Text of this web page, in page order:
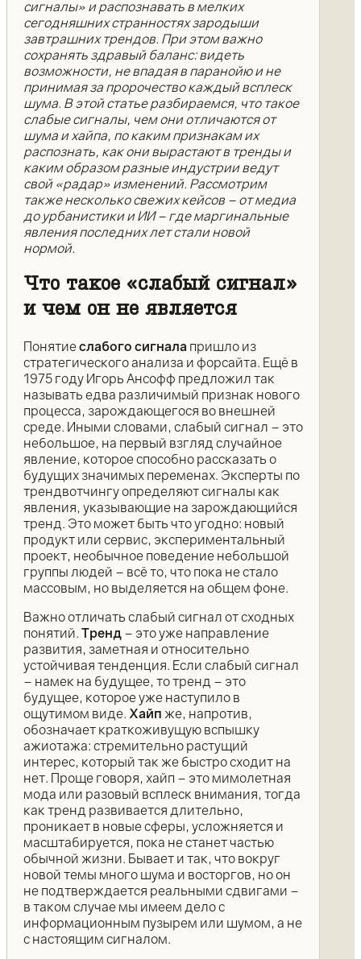
сигналы» и распознавать в мелких
сегодняшних странностях зародыши
завтрашних трендов. При этом важно
сохранять здравый баланс: видеть
возможности, не впадая в паранойю и не
принимая за пророчество каждый всплеск
шума. В этой статье разбираемся, что такое
слабые сигналы, чем они отличаются от
шума и хайпа, по каким признакам их
распознать, как они вырастают в тренды и
каким образом разные индустрии ведут
свой «радар» изменений. Рассмотрим
также несколько свежих кейсов – от медиа
до урбанистики и ИИ – где маргинальные
явления последних лет стали новой
нормой.
Что такое «слабый сигнал»
и чем он не является
Понятиеслабого сигнала пришло из
стратегического анализа и форсайта. Ещё в
1975 году Игорь Ансофф предложил так
называть едва различимый признак нового
процесса, зарождающегося во внешней
среде. Иными словами, слабый сигнал – это
небольшое, на первый взгляд случайное
явление, которое способно рассказать о
будущих значимых переменах. Эксперты по
трендвотчингу определяют сигналы как
явления, указывающие на зарождающийся
тренд. Это может быть что угодно: новый
продукт или сервис, экспериментальный
проект, необычное поведение небольшой
группы людей – всё то, что пока не стало
массовым, но выделяется на общем фоне.
Важно отличать слабый сигнал от сходных
понятий. Тренд – это уже направление
развития, заметная и относительно
устойчивая тенденция. Если слабый сигнал
– намек на будущее, то тренд – это
будущее, которое уже наступило в
ощутимом виде. Хайп же, напротив,
обозначает краткоживущую вспышку
ажиотажа: стремительно растущий
интерес, который так же быстро сходит на
нет. Проще говоря, хайп – это мимолетная
мода или разовый всплеск внимания, тогда
как тренд развивается длительно,
проникает в новые сферы, усложняется и
масштабируется, пока не станет частью
обычной жизни. Бывает и так, что вокруг
новой темы много шума и восторгов, но он
не подтверждается реальными сдвигами –
в таком случае мы имеем дело с
информационным пузырем или шумом, а не
с настоящим сигналом.